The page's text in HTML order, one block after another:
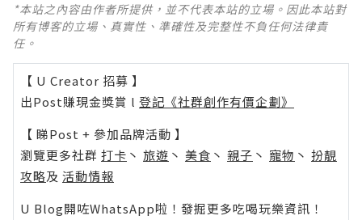
*本站之內容由作者所提供，並不代表本站的立場。因此本站對
所有博客的立場、真實性、準確性及完整性不負任何法律責
任。
【 U Creator 招募 】
出Post賺現金獎賞 l 登記《社群創作有價企劃》
【 睇Post + 參加品牌活動 】
瀏覽更多社群 打卡 丶 旅遊 丶 美食 丶 親子 丶 寵物 丶 扮靚
攻略及 活動情報
U Blog開咗WhatsApp啦！發掘更多吃喝玩樂資訊！